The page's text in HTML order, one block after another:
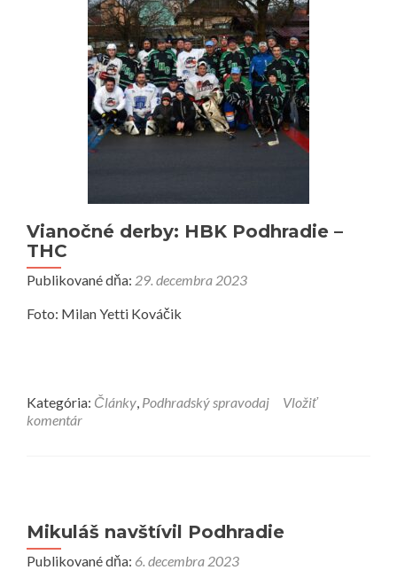
Vianočné derby: HBK Podhradie –
THC
Publikované dňa: 29. decembra 2023
Foto: Milan Yetti Kováčik
Kategória: Články, Podhradský spravodaj
Vložiť
komentár
Mikuláš navštívil Podhradie
Publikované dňa: 6. decembra 2023